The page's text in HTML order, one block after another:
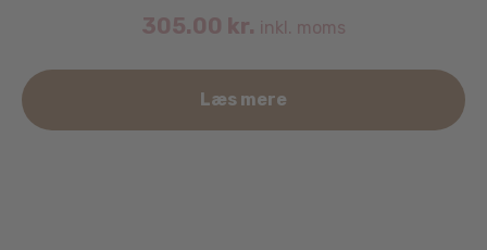
305.00 kr. inkl. moms
Læs mere